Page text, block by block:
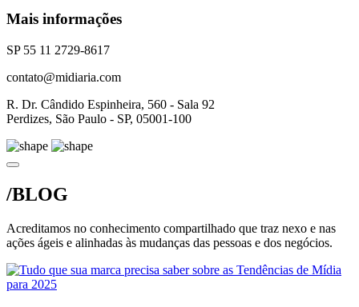
Mais informações
SP 55 11 2729-8617
contato@midiaria.com
R. Dr. Cândido Espinheira, 560 - Sala 92
Perdizes, São Paulo - SP, 05001-100
/BLOG
Acreditamos no conhecimento compartilhado que traz nexo e nas
ações ágeis e alinhadas às mudanças das pessoas e dos negócios.